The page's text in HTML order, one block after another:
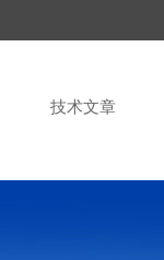
技术文章